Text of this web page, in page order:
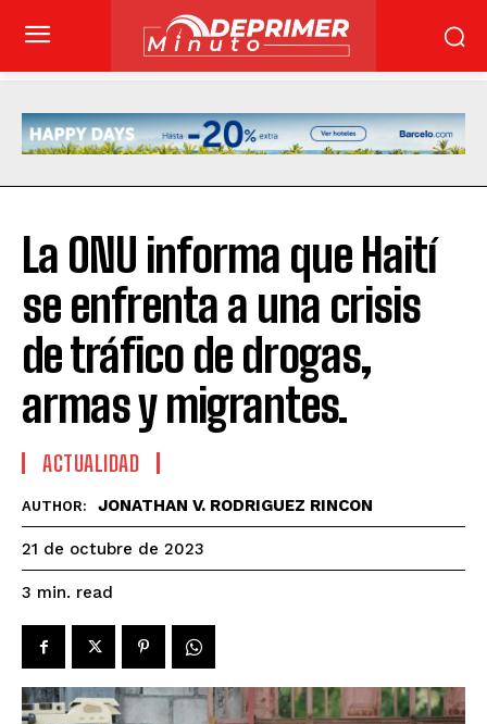
La ONU informa que Haití
se enfrenta a una crisis
de tráfico de drogas,
armas y migrantes.
ACTUALIDAD
AUTHOR: JONATHAN V. RODRIGUEZ RINCON
21 de octubre de 2023
3 min. read